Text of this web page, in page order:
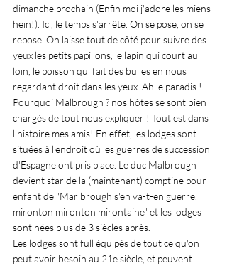
dimanche prochain (Enfin moi j'adore les miens
hein!). Ici, le temps s'arrête. On se pose, on se
repose. On laisse tout de côté pour suivre des
yeux les petits papillons, le lapin qui court au
loin, le poisson qui fait des bulles en nous
regardant droit dans les yeux. Ah le paradis !
Pourquoi Malbrough ? nos hôtes se sont bien
chargés de tout nous expliquer ! Tout est dans
l'histoire mes amis! En effet, les lodges sont
situées à l'endroit où les guerres de succession
d'Espagne ont pris place. Le duc Malbrough
devient star de la (maintenant) comptine pour
enfant de "Marlbrough s'en va-t-en guerre,
mironton mironton mirontaine" et les lodges
sont nées plus de 3 siècles après.
Les lodges sont full équipés de tout ce qu'on
peut avoir besoin au 21e siècle, et peuvent